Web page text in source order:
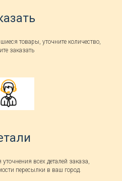
товары, уточните количество,
заказать
всех деталей заказа,
пересылки в ваш город.